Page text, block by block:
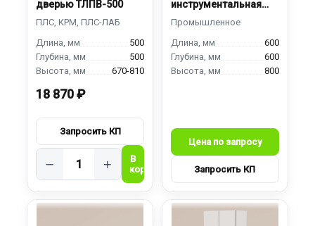
дверью ТЛПВ-500
500
500
670-810
18 870 ₽
− +
инструментальная
600
600
800